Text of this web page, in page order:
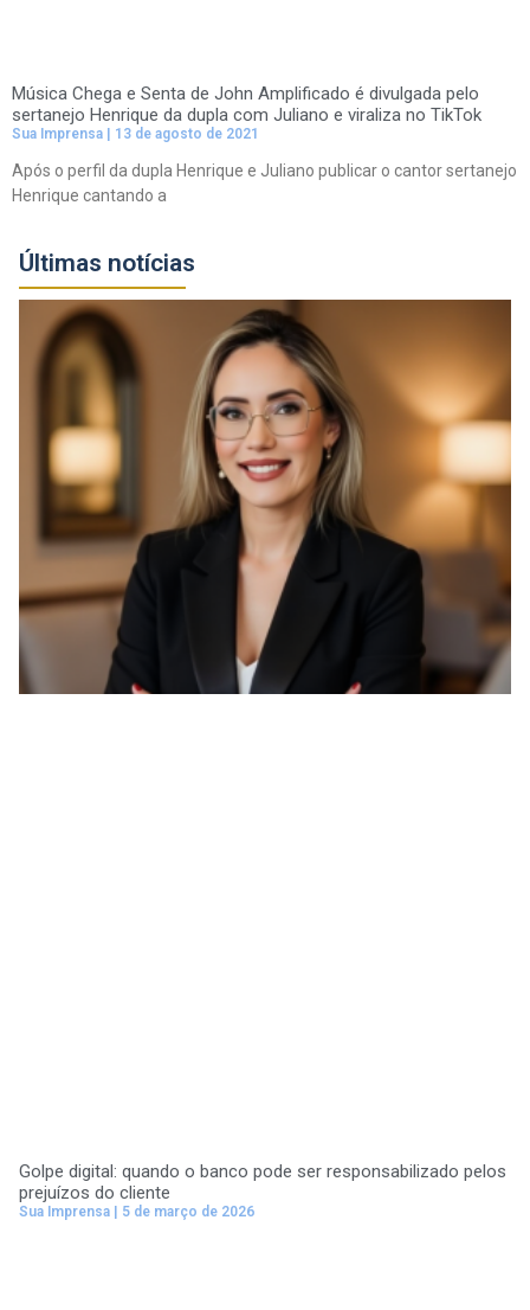
Música Chega e Senta de John Amplificado é divulgada pelo
sertanejo Henrique da dupla com Juliano e viraliza no TikTok
Sua Imprensa 13 de agosto de 2021
Após o perfil da dupla Henrique e Juliano publicar o cantor sertanejo
Henrique cantando a
Últimas notícias
Golpe digital: quando o banco pode ser responsabilizado pelos
prejuízos do cliente
Sua Imprensa 5 de março de 2026